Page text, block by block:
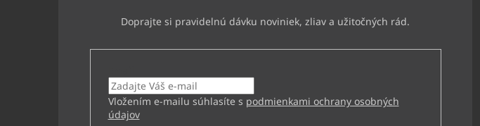
Vložením e-mailu súhlasíte s podmienkami ochrany osobných
údajov